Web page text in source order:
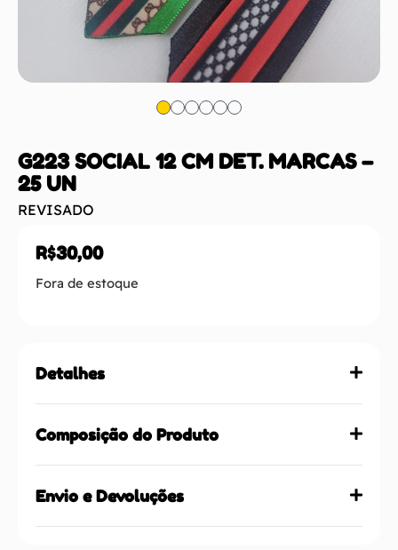
G223 SOCIAL 12 CM DET. MARCAS –
25 UN
REVISADO
R$30,00
Fora de estoque
Detalhes
Composição do Produto
Envio e Devoluções